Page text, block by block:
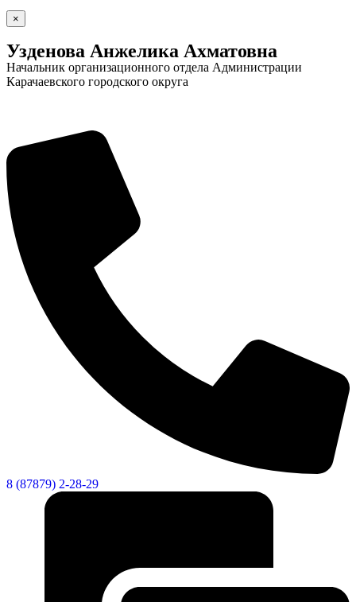
×
Узденова Анжелика Ахматовна
Начальник организационного отдела Администрации
Карачаевского городского округа
8 (87879) 2-28-29